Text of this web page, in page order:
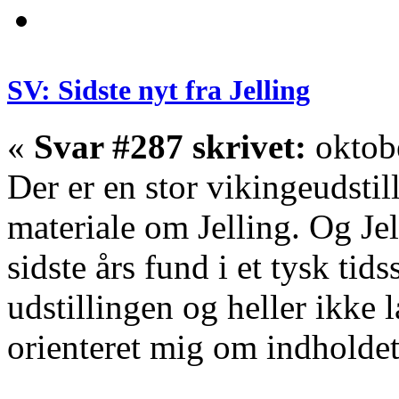
SV: Sidste nyt fra Jelling
« Svar #287 skrivet:
Der er en stor
materiale om Jelling. Og
sidste års fund i et tysk
udstillingen og heller ikke
orienteret mig om